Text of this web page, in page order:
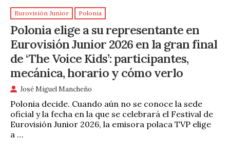
Eurovisión Junior Polonia
Polonia elige a su representante en
Eurovisión Junior 2026 en la gran final
de ‘The Voice Kids’: participantes,
mecánica, horario y cómo verlo
José Miguel Mancheño
Polonia decide. Cuando aún no se conoce la sede
oficial y la fecha en la que se celebrará el Festival de
Eurovisión Junior 2026, la emisora polaca TVP elige
a …